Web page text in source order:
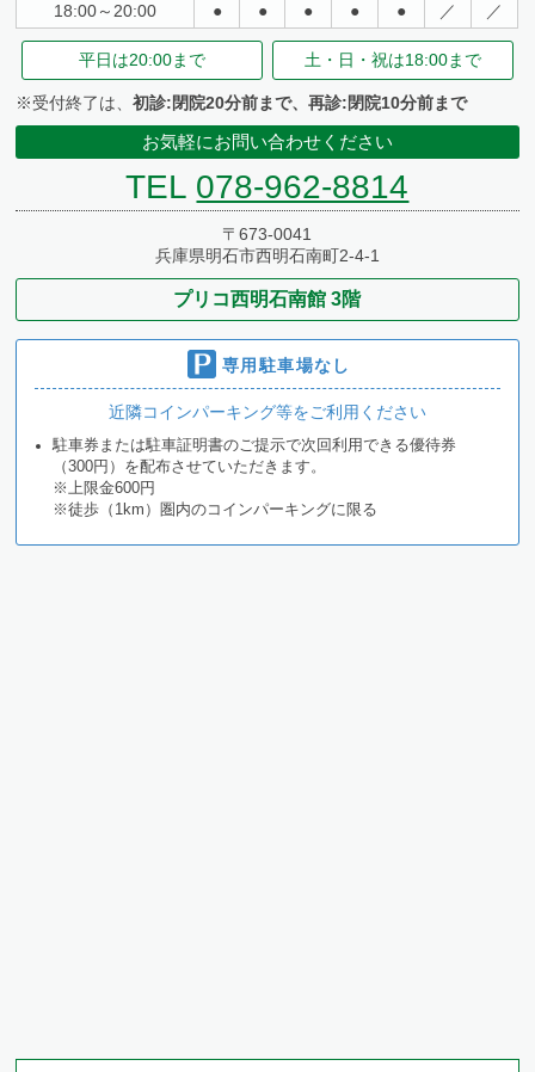
18:00～20:00
● ● ● ● ● ／ ／
平日は20:00まで 土・日・祝は18:00まで
※受付終了は、初診:閉院20分前まで、再診:閉院10分前まで
お気軽にお問い合わせください
TEL 078-962-8814
〒673-0041
兵庫県明石市西明石南町2-4-1
プリコ西明石南館 3階
専用駐車場なし
近隣コインパーキング等をご利用ください
駐車券または駐車証明書のご提示で次回利用できる優待券
（300円）を配布させていただきます。
※上限金600円
※徒歩（1km）圏内のコインパーキングに限る